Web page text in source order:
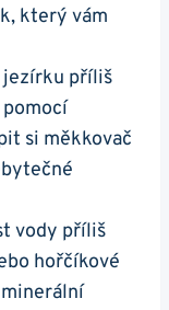
který vám⁢
jezírku ‌příliš
si měkkovač
vody‍ příliš
hořčíkové